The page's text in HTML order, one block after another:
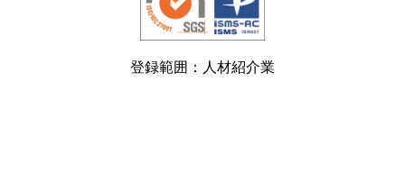
登録範囲：人材紹介業